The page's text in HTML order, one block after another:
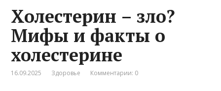
Холестерин – зло?
Мифы и факты о
холестерине
16.09.2025 Здоровье Комментарии: 0